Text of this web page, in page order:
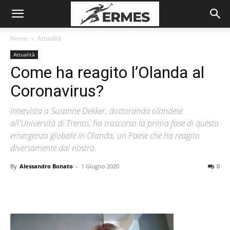
Home Attualità
Attualità
Come ha reagito l’Olanda al
Coronavirus?
Intervista a Susanne Dekker, dottoranda olandese
all'Università di Trento, ha trascorso la prima fase di questa
emergenza globale in Olanda, un Paese che ha reagito
diversamente dal nostro.
By Alessandro Bonato - 1 Giugno 2020 0